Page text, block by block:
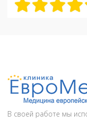
В своей работе мы